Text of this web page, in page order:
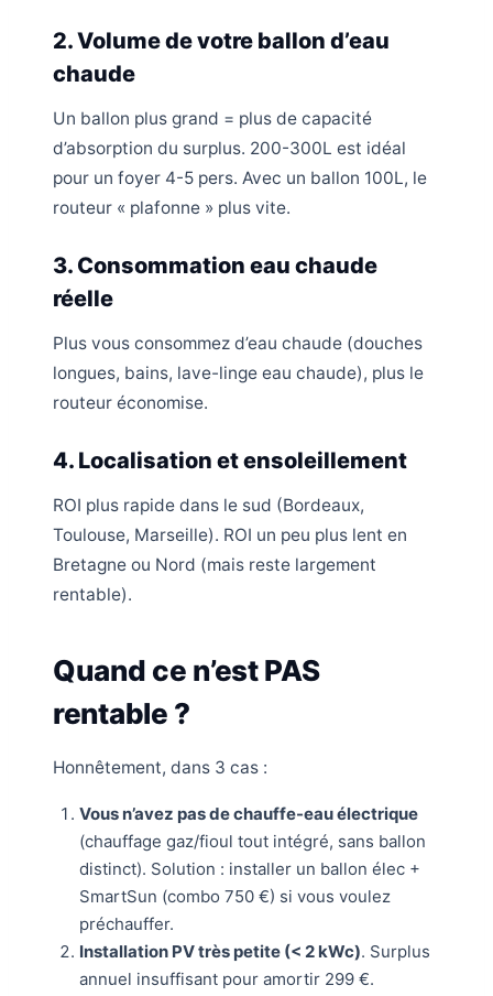
2. Volume de votre ballon d’eau
chaude
Un ballon plus grand = plus de capacité
d’absorption du surplus. 200-300L est idéal
pour un foyer 4-5 pers. Avec un ballon 100L, le
routeur « plafonne » plus vite.
3. Consommation eau chaude
réelle
Plus vous consommez d’eau chaude (douches
longues, bains, lave-linge eau chaude), plus le
routeur économise.
4. Localisation et ensoleillement
ROI plus rapide dans le sud (Bordeaux,
Toulouse, Marseille). ROI un peu plus lent en
Bretagne ou Nord (mais reste largement
rentable).
Quand ce n’est PAS
rentable ?
Honnêtement, dans 3 cas :
Vous n’avez pas de chauffe-eau électrique
(chauffage gaz/fioul tout intégré, sans ballon
distinct). Solution : installer un ballon élec +
SmartSun (combo 750 €) si vous voulez
préchauffer.
Installation PV très petite (< 2 kWc). Surplus
annuel insuffisant pour amortir 299 €.